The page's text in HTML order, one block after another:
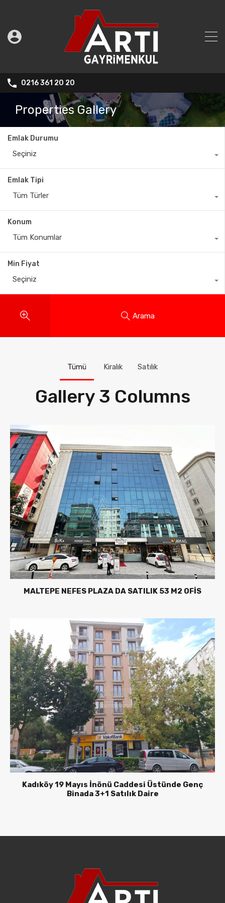
0216 361 20 20
Properties Gallery
Emlak Durumu
Seçiniz
Emlak Tipi
Tüm Türler
Konum
Tüm Konumlar
Min Fiyat
Seçiniz
Arama
Gallery 3 Columns
Tümü Kiralık Satılık
MALTEPE NEFES PLAZA DA SATILIK 53 M2 OFİS
Kadıköy 19 Mayıs İnönü Caddesi Üstünde Genç
Binada 3+1 Satılık Daire